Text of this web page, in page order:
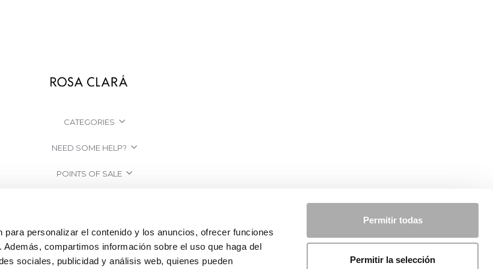
personalizar el contenido y los anuncios, ofrecer funciones
compartimos información sobre el uso que haga del
sociales, publicidad y análisis web, quienes pueden
Permitir todas
Permitir la selección
CATEGORIES
NEED SOME HELP?
POINTS OF SALE